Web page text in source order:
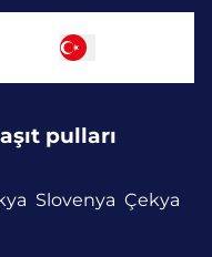
pulları
Slovenya Çekya